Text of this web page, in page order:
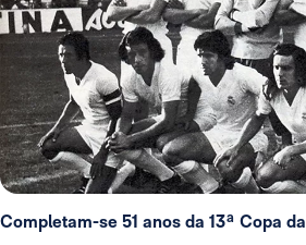
Completam-se 51 anos da 13ª Copa